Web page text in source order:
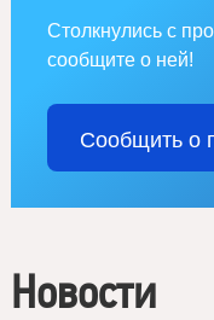
Столкнулись с
сообщите о ней!
Сообщить о
Новости